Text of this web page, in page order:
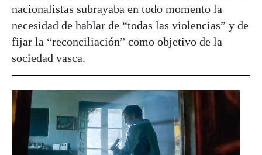
nacionalistas subrayaba en todo momento la
necesidad de hablar de “todas las violencias” y de
fijar la “reconciliación” como objetivo de la
sociedad vasca.